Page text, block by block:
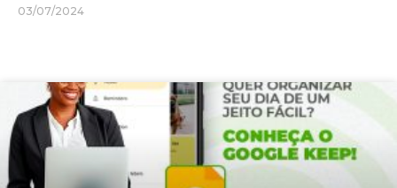
03/07/2024